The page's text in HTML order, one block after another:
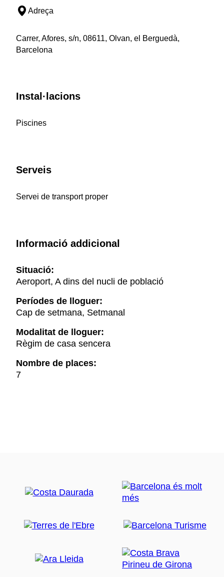
Adreça
Carrer, Afores, s/n, 08611, Olvan, el Berguedà,
Barcelona
Instal·lacions
Piscines
Serveis
Servei de transport proper
Informació addicional
Situació:
Aeroport, A dins del nucli de població
Períodes de lloguer:
Cap de setmana, Setmanal
Modalitat de lloguer:
Règim de casa sencera
Nombre de places:
7